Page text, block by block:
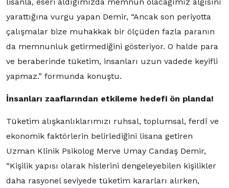
lisanla, eseri aldığımızda memnun olacağımız algısını
yarattığına vurgu yapan Demir, “Ancak son periyotta
çalışmalar bize muhakkak bir ölçüden fazla paranın
da memnunluk getirmediğini gösteriyor. O halde para
ve beraberinde tüketim, insanları uzun vadede keyifli
yapmaz.” formunda konuştu.
İnsanları zaaflarından etkileme hedefi ön planda!
Tüketim alışkanlıklarımızı ruhsal, toplumsal, ferdî ve
ekonomik faktörlerin belirlediğini lisana getiren
Uzman Klinik Psikolog Merve Umay Candaş Demir,
“Kişilik yapısı olarak hislerini dengeleyebilen kişilikler
daha rasyonel seviyede tüketim kararları alırken,